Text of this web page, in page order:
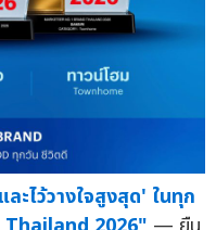
ะไว้วางใจสูงสุด' ในทุก